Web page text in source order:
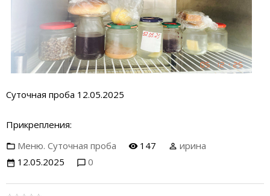
Суточная проба 12.05.2025
Прикрепления:
Меню. Суточная проба
147
ирина
12.05.2025
0